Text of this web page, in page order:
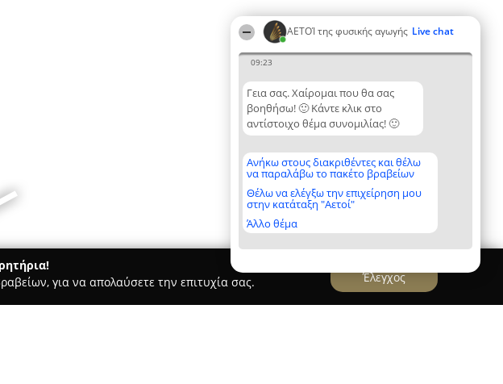
ΑΕΤΟΊ της φυσικής αγωγής Live chat
09:23
Γεια σας. Χαίρομαι που θα σας
βοηθήσω! 🙂 Κάντε κλικ στο
αντίστοιχο θέμα συνομιλίας! 🙂
Ανήκω στους διακριθέντες και θέλω
να παραλάβω το πακέτο βραβείων
Θέλω να ελέγξω την επιχείρηση μου
στην κατάταξη "Αετοί"
Άλλο θέμα
για να απολαύσετε την επιτυχία σας.
Έλεγχος